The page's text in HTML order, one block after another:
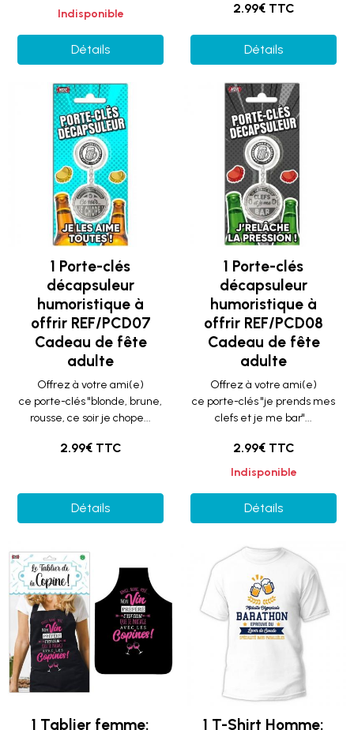
Indisponible
Détails
2.99€ TTC
Détails
1 Porte-clés
décapsuleur
humoristique à
offrir REF/PCD07
Cadeau de fête
adulte
Offrez à votre ami(e)
ce porte-clés "blonde, brune,
rousse, ce soir je chope...
2.99€ TTC
Détails
1 Porte-clés
décapsuleur
humoristique à
offrir REF/PCD08
Cadeau de fête
adulte
Offrez à votre ami(e)
ce porte-clés "je prends mes
clefs et je me bar"...
2.99€ TTC
Indisponible
Détails
1 Tablier femme: 1 T-Shirt Homme: